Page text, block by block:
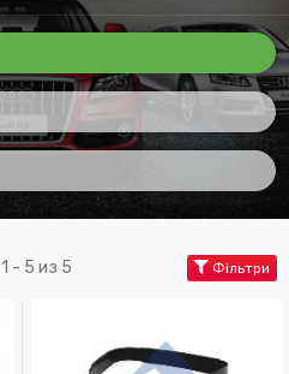
1 - 5 из 5 Фільтри